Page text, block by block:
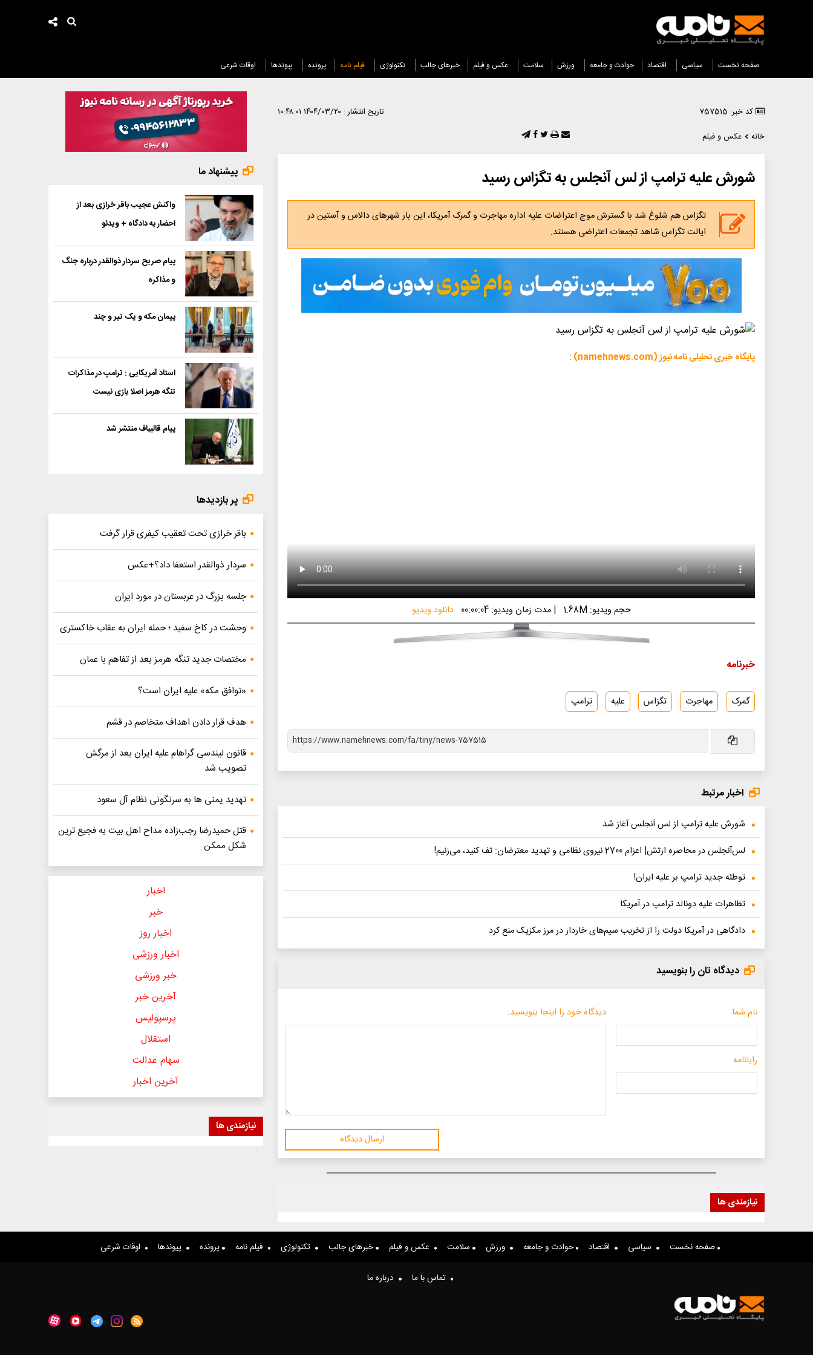
صفحه نخست سیاسی اقتصاد حوادث و جامعه ورزش سلامت عکس و فیلم خبرهای جالب تکنولوژی فیلم نامه پرونده پیوندها اوقات شرعی
کد خبر: 757515 تاریخ انتشار : ۱۴۰۴/۰۳/۲۰ ۱۰:۴۸:۰۱
خانه
عکس و فیلم
شورش علیه ترامپ از لس آنجلس به تگزاس رسید
تگزاس هم شلوغ شد با گسترش موج اعتراضات علیه اداره مهاجرت و گمرک آمریکا، این بار شهرهای دالاس و آستین در
ایالت تگزاس شاهد تجمعات اعتراضی هستند.
پایگاه خبری تحلیلی نامه نیوز (namehnews.com) :
حجم ویدیو: 1.68M |مدت زمان ویدیو: 00:00:04 دانلود ویدیو
خبرنامه
گمرک مهاجرت تگزاس علیه ترامپ
اخبار مرتبط
شورش علیه ترامپ از لس آنجلس آغاز شد
لس‌آنجلس در محاصره ارتش| اعزام 2700 نیروی نظامی و تهدید معترضان: تف کنید، می‌زنیم!
توطئه‌ جدید ترامپ بر علیه ایران!
تظاهرات علیه دونالد ترامپ در آمریکا
دادگاهی در آمریکا دولت را از تخریب سیم‌های خاردار در مرز مکزیک منع کرد
دیدگاه تان را بنویسید
نام شما
رایانامه
دیدگاه خود را اینجا بنویسید:
ارسال دیدگاه
نیازمندی ها
پیشنهاد ما
واکنش عجیب باقر خرازی بعد از
احضار به دادگاه + ویدئو
پیام صریح سردار ذوالقدر درباره جنگ
و مذاکره
پیمان مکه و یک تیر و چند
استاد آمریکایی : ترامپ در مذاکرات
تنگه هرمز اصلا بازی نیست
پیام قالیباف منتشر شد
پر بازدیدها
باقر خرازی تحت تعقیب کیفری قرار گرفت
سردار ذوالقدر استعفا داد؟+عکس
جلسه بزرگ در عربستان در مورد ایران
وحشت در کاخ سفید ؛ حمله ایران به عقاب خاکستری
مختصات جدید تنگه هرمز بعد از تفاهم با عمان
«توافق مکه» علیه ایران است؟
هدف قرار دادن اهداف متخاصم در قشم
قانون لیندسی گراهام علیه ایران بعد از مرگش
تصویب شد
تهدید یمنی ها به سرنگونی نظام آل سعود
قتل حمیدرضا رجب‌زاده مداح اهل بیت به فجیع ترین
شکل ممکن
اخبار
خبر
اخبار روز
اخبار ورزشی
خبر ورزشی
آخرین خبر
پرسپولیس
استقلال
سهام عدالت
آخرین اخبار
نیازمندی ها
صفحه نخست سیاسی اقتصاد حوادث و جامعه ورزش سلامت عکس و فیلم خبرهای جالب تکنولوژی فیلم نامه پرونده پیوندها اوقات شرعی
تماس با ما درباره ما